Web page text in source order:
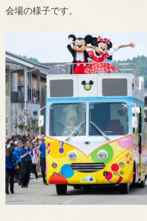
会場の様子です。